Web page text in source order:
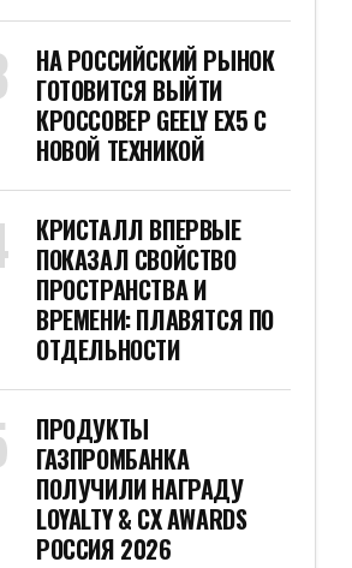
НА РОССИЙСКИЙ РЫНОК
ГОТОВИТСЯ ВЫЙТИ
КРОССОВЕР GEELY EX5 С
НОВОЙ ТЕХНИКОЙ
КРИСТАЛЛ ВПЕРВЫЕ
ПОКАЗАЛ СВОЙСТВО
ПРОСТРАНСТВА И
ВРЕМЕНИ: ПЛАВЯТСЯ ПО
ОТДЕЛЬНОСТИ
ПРОДУКТЫ
ГАЗПРОМБАНКА
ПОЛУЧИЛИ НАГРАДУ
LOYALTY & CX AWARDS
РОССИЯ 2026